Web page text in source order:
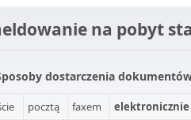
na pobyt
dostarczenia
pocztą faxem elektronicznie